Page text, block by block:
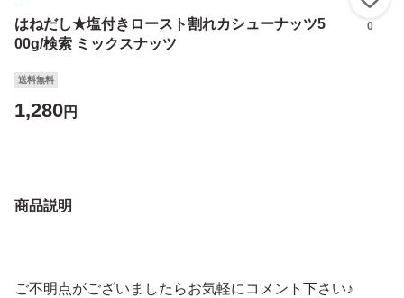
はねだし★塩付きロースト割れカシューナッツ5
00g/検索 ミックスナッツ
0
送料無料
1,280円
商品説明
ご不明点がございましたらお気軽にコメント下さい♪